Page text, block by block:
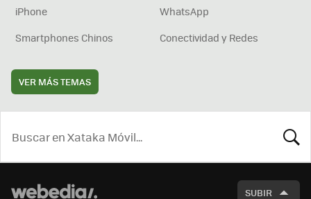
iPhone
WhatsApp
Smartphones Chinos
Conectividad y Redes
VER MÁS TEMAS
SUBIR